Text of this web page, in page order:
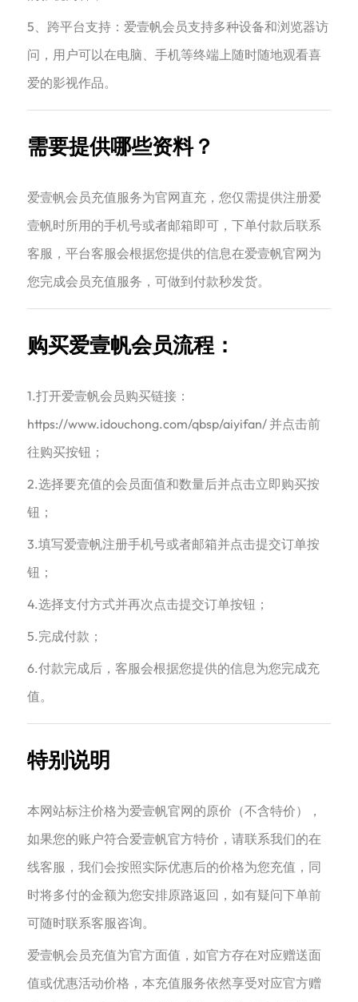
‌5、跨平台支持‌：爱壹帆会员支持多种设备和浏览器访
问，用户可以在电脑、手机等终端上随时随地观看喜
爱的影视作品‌。
需要提供哪些资料？
爱壹帆会员充值服务为官网直充，您仅需提供注册爱
壹帆时所用的手机号或者邮箱即可，下单付款后联系
客服，平台客服会根据您提供的信息在爱壹帆官网为
您完成会员充值服务，可做到付款秒发货。
购买爱壹帆会员流程：
1.打开爱壹帆会员购买链接：
https://www.idouchong.com/qbsp/aiyifan/ 并点击前
往购买按钮；
2.选择要充值的会员面值和数量后并点击立即购买按
钮；
3.填写爱壹帆注册手机号或者邮箱并点击提交订单按
钮；
4.选择支付方式并再次点击提交订单按钮；
5.完成付款；
6.付款完成后，客服会根据您提供的信息为您完成充
值。
特别说明
本网站标注价格为爱壹帆官网的原价（不含特价），
如果您的账户符合爱壹帆官方特价，请联系我们的在
线客服，我们会按照实际优惠后的价格为您充值，同
时将多付的金额为您安排原路返回，如有疑问下单前
可随时联系客服咨询。
爱壹帆会员充值为官方面值，如官方存在对应赠送面
值或优惠活动价格，本充值服务依然享受对应官方赠